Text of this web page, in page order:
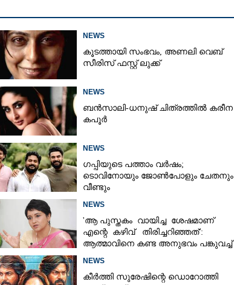
NEWS
കൂടത്തായി സംഭവം, അണലി വെബ്
സീരിസ് ഫസ്റ്റ് ലുക്ക്
NEWS
ബൻസാലി-ധനുഷ് ചിത്രത്തിൽ കരീന
കപൂർ
NEWS
ഗപ്പിയുടെ പത്താം വർഷം;​
ടൊവിനോയും ജോൺപോളും ചേതനും
വീണ്ടും
NEWS
'ആ പുസ്തകം വായിച്ച ശേഷമാണ്
എന്റെ കഴിവ് തിരിച്ചറിഞ്ഞത്':
ആത്മാവിനെ കണ്ട അനുഭവം പങ്കുവച്ച്
NEWS
കീർത്തി സുരേഷിന്റെ ഡൊറോത്തി